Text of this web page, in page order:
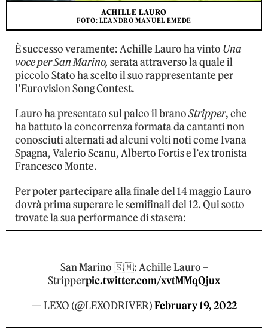
ACHILLE LAURO
FOTO: LEANDRO MANUEL EMEDE
È successo veramente: Achille Lauro ha vinto Una
voce per San Marino, serata attraverso la quale il
piccolo Stato ha scelto il suo rappresentante per
l’Eurovision Song Contest.
Lauro ha presentato sul palco il branoStripper, che
ha battuto la concorrenza formata da cantanti non
conosciuti alternati ad alcuni volti noti come Ivana
Spagna, Valerio Scanu, Alberto Fortis e l’ex tronista
Francesco Monte.
Per poter partecipare alla finale del 14 maggio Lauro
dovrà prima superare le semifinali del 12. Qui sotto
trovate la sua performance di stasera:
San Marino 🇸🇲: Achille Lauro –
Stripperpic.twitter.com/xvtMMqQjux
— LEXO (@LEXODRIVER)February 19, 2022